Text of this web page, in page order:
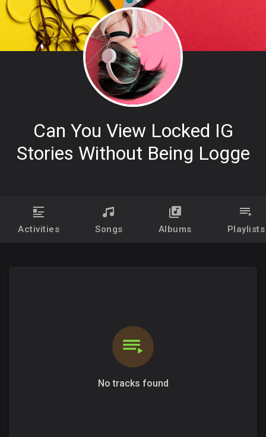
Can You View Locked IG
Stories Without Being Logge
Activities Songs Albums Playlists
No tracks found